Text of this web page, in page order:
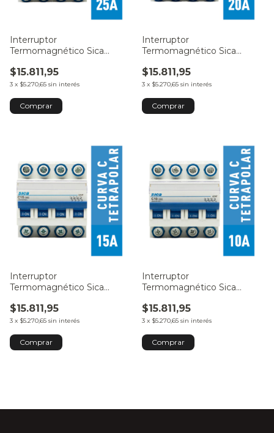
Interruptor
Termomagnético Sica
$15.811,95
3 x $5.270,65 sin interés
Interruptor
Termomagnético Sica
$15.811,95
3 x $5.270,65 sin interés
Interruptor
Termomagnético Sica
$15.811,95
3 x $5.270,65 sin interés
Interruptor
Termomagnético Sica
$15.811,95
3 x $5.270,65 sin interés